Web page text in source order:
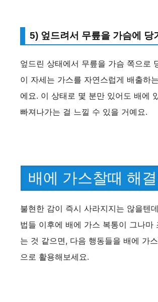
5) 엎드려서 무릎을 가슴에 당
엎드린 상태에서 무릎을 가슴 쪽으로
이 자세는 가스를 자연스럽게 배출하
에요. 이 상태로 몇 분만 있어도 배에
빠져나가는 걸 느낄 수 있을 거예요.
배에 가스찰때 해
불현한 감이 즉시 사라지지는 않을텐
법들 이후에 배에 가스 복통이 그나마
는 것 같으면, 다음 행동들을 배에 가
으로 활용해보세요.